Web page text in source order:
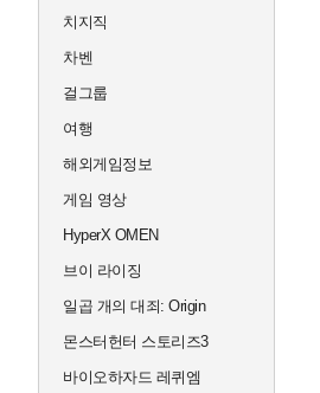
치지직
차벤
걸그룹
여행
해외게임정보
게임 영상
HyperX OMEN
브이 라이징
일곱 개의 대죄: Origin
몬스터헌터 스토리즈3
바이오하자드 레퀴엠